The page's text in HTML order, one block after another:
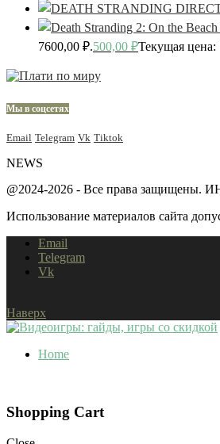
7600,00 ₽.500,00 ₽Текущая цена:
Мы в соцсетях
Email Telegram Vk Tiktok
NEWS
@2024-2026 - Все права защищены.
Использование материалов сайта
Email
Telegram
Vk
Наверх
Home
Shopping Cart